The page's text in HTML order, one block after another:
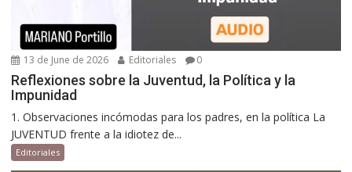
13 de June de 2026 Editoriales 0
Reflexiones sobre la Juventud, la Política y la
Impunidad
1. Observaciones incómodas para los padres, en la política La
JUVENTUD frente a la idiotez de...
Editoriales